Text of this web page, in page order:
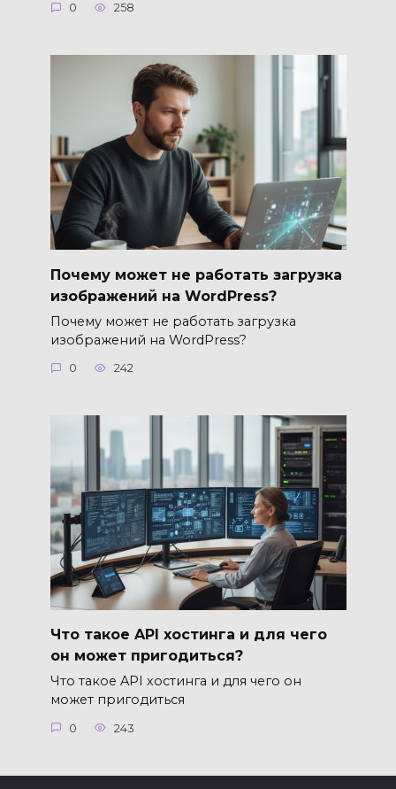
0 258
Почему может не работать загрузка
изображений на WordPress?
Почему может не работать загрузка
изображений на WordPress?
0 242
Что такое API хостинга и для чего
он может пригодиться?
Что такое API хостинга и для чего он
может пригодиться
0 243